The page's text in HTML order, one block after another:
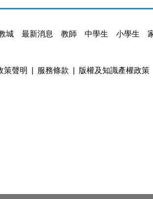
城 最新消息 教師 中學生 小學生
策聲明 服務條款 版權及知識產權政策